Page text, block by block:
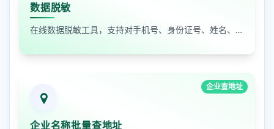
数据脱敏
在线数据脱敏工具，支持对手机号、身份证号、姓名、邮箱等敏感数据进行批量脱敏处理，保护隐私安全
企业查地址
企业名称批量查地址